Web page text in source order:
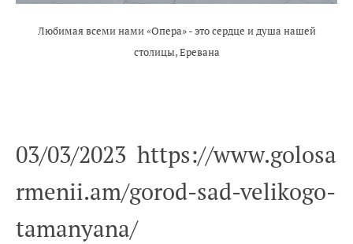
Любимая всеми нами «Опера» - это сердце и душа нашей
столицы, Еревана
03/03/2023 https://www.golosa
rmenii.am/gorod-sad-velikogo-
tamanyana/